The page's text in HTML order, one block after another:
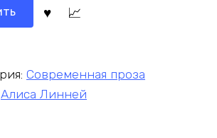
Современная проза
Алиса Линней